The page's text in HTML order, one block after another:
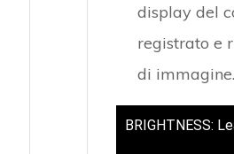
display del
registrato e
di immagine.
BRIGHTNESS: